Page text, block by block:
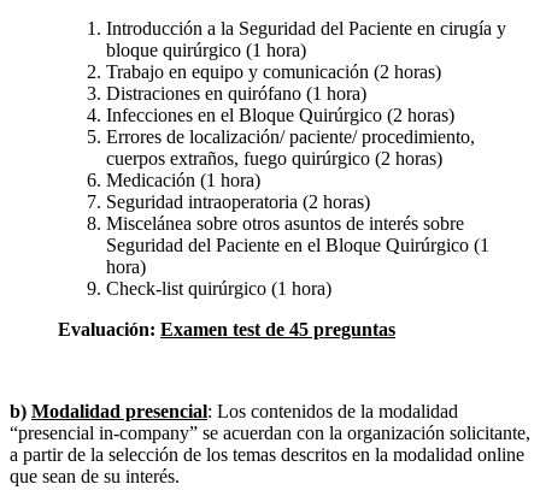
Introducción a la Seguridad del Paciente en cirugía y
bloque quirúrgico (1 hora)
Trabajo en equipo y comunicación (2 horas)
Distraciones en quirófano (1 hora)
Infecciones en el Bloque Quirúrgico (2 horas)
Errores de localización/ paciente/ procedimiento,
cuerpos extraños, fuego quirúrgico (2 horas)
Medicación (1 hora)
Seguridad intraoperatoria (2 horas)
Miscelánea sobre otros asuntos de interés sobre
Seguridad del Paciente en el Bloque Quirúrgico (1
hora)
Check-list quirúrgico (1 hora)
Evaluación: Examen test de 45 preguntas
b) Modalidad presencial: Los contenidos de la modalidad
“presencial in-company” se acuerdan con la organización solicitante,
a partir de la selección de los temas descritos en la modalidad online
que sean de su interés.